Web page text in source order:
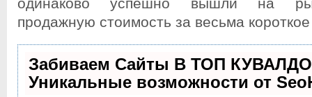
одинаково успешно вышли на
продажную стоимость за весьма
Забиваем Сайты В ТОП
Уникальные возможности от